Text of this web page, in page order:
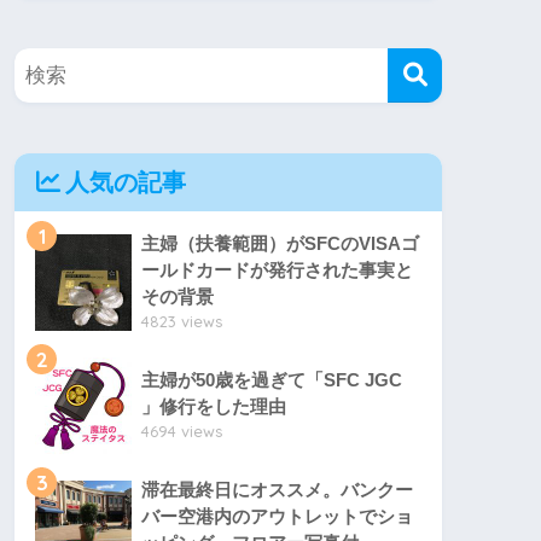
人気の記事
1
主婦（扶養範囲）がSFCのVISAゴ
ールドカードが発行された事実と
その背景
4823 views
2
主婦が50歳を過ぎて「SFC JGC
」修行をした理由
4694 views
3
滞在最終日にオススメ。バンクー
バー空港内のアウトレットでショ